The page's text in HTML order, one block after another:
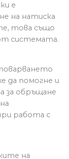
е
на натиска
това също
системата.
да помогне и
за обръщане
работа с
на